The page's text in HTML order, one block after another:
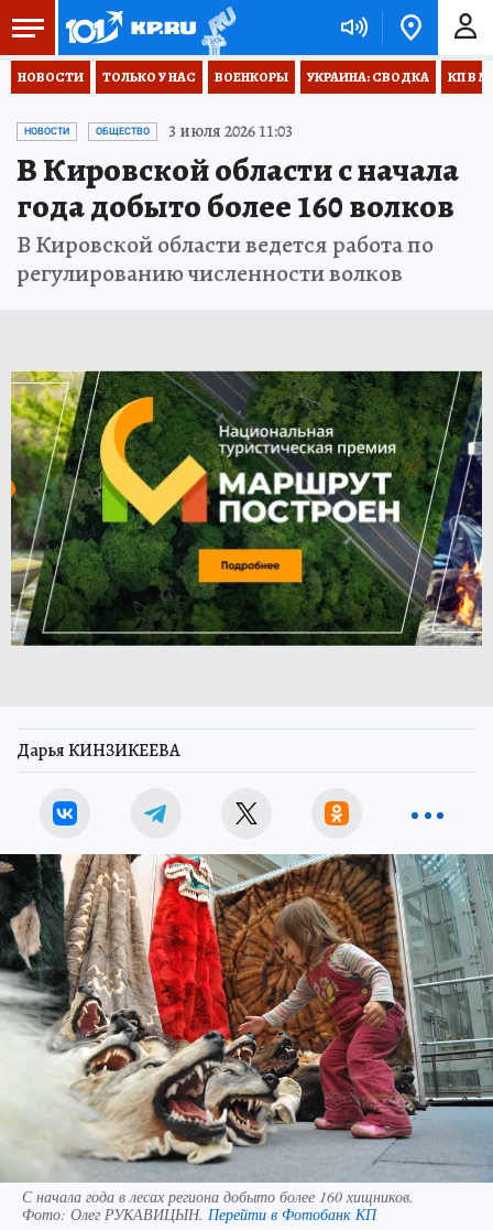
НОВОСТИ ТОЛЬКО У НАС ВОЕНКОРЫ УКРАИНА: СВОДКА КП В
НОВОСТИ ОБЩЕСТВО 3 июля 2026 11:03
В Кировской области с начала
года добыто более 160 волков
В Кировской области ведется работа по
регулированию численности волков
Дарья КИНЗИКЕЕВА
С начала года в лесах региона добыто более 160 хищников.
Фото: Олег РУКАВИЦЫН. Перейти в Фотобанк КП